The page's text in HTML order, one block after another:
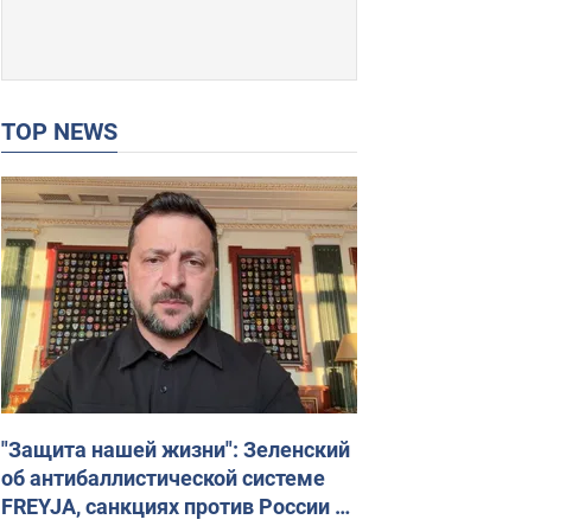
TOP NEWS
"Защита нашей жизни": Зеленский
об антибаллистической системе
FREYJA, санкциях против России и